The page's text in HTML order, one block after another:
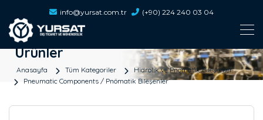
info@yursat.com.tr (+90) 224 240 03 04
Ürünler
Anasayfa Tüm Kategoriler
Hidrolik ve Pnömatik Bileşenler
Pneumatic Components / Pnömatik Bileşenler